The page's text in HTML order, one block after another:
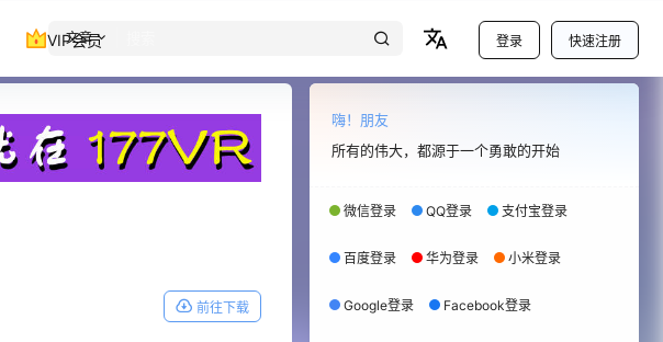
文章 登录 快速注册
VIP会员
前往下载
嗨！朋友
所有的伟大，都源于一个勇敢的开始
微信登录 QQ登录 支付宝登录
百度登录 华为登录 小米登录
Google登录 Facebook登录